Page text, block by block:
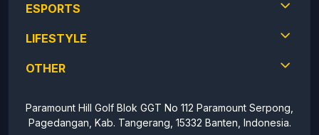
ESPORTS
LIFESTYLE
OTHER
Paramount Hill Golf Blok GGT No 112 Paramount Serpong,
Pagedangan, Kab. Tangerang, 15332 Banten, Indonesia.